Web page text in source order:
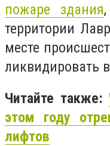
пожаре здания
территории
месте
ликвидировать
Читайте также:
этом году
лифтов